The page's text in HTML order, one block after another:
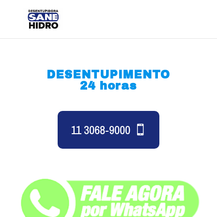
DESENTUPIMENTO
24 horas
11 3068-9000